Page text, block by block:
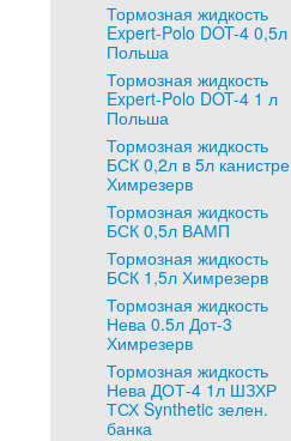
Тормозная жидкость
Expert-Polo DOT-4 0,5л
Польша
Тормозная жидкость
Expert-Polo DOT-4 1 л
Польша
Тормозная жидкость
БСК 0,2л в 5л канистре
Химрезерв
Тормозная жидкость
БСК 0,5л ВАМП
Тормозная жидкость
БСК 1,5л Химрезерв
Тормозная жидкость
Нева 0.5л Дот-3
Химрезерв
Тормозная жидкость
Нева ДОТ-4 1л ШЗХР
ТСХ Synthetic зелен.
банка